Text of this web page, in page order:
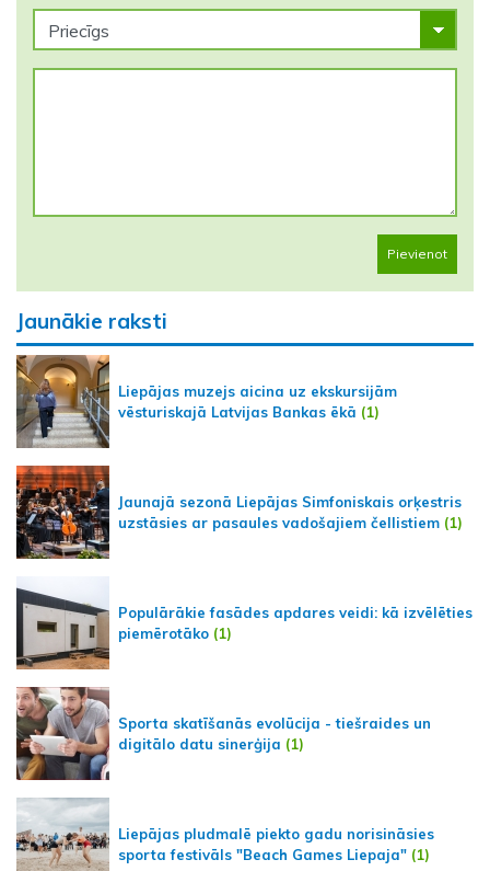
Pievienot
Jaunākie raksti
Liepājas muzejs aicina uz ekskursijām
vēsturiskajā Latvijas Bankas ēkā (1)
Jaunajā sezonā Liepājas Simfoniskais orķestris
uzstāsies ar pasaules vadošajiem čellistiem (1)
Populārākie fasādes apdares veidi: kā izvēlēties
piemērotāko (1)
Sporta skatīšanās evolūcija - tiešraides un
digitālo datu sinerģija (1)
Liepājas pludmalē piekto gadu norisināsies
sporta festivāls "Beach Games Liepaja" (1)